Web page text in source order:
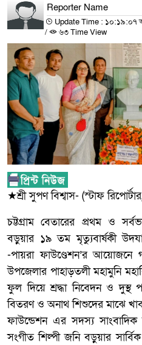
Reporter Name
Update Time : ১০:১৯:০৭
/
৬৩ Time View
★শ্রী সুপণ বিশ্বাস- (স্টাফ
চট্টগ্রাম বেতারের প্রথম ও
বড়ুয়ার ১৯ তম মৃত্যুবার্ষকী
-পায়রা ফাউণ্ডেশন’র
উপজেলার পাহাড়তলী মহামুনি
ফুল দিয়ে শ্রদ্ধা নিবেদন ও দুস্থ
বিতরণ ও অনাথ শিশুদের মাঝে
ফাউন্ডেশন এর সদস্য
সংগীত শিল্পী জনি বড়ুয়ার